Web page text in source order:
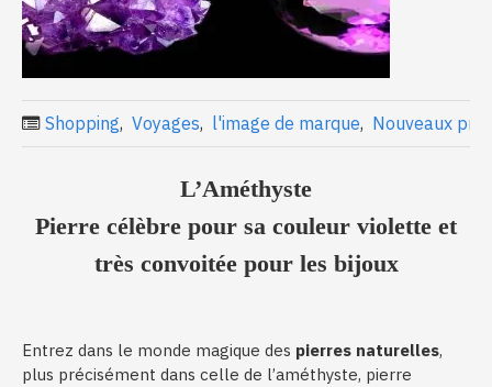
Shopping, Voyages, l'image de marque, Nouveaux
L’Améthyste
Pierre célèbre pour sa couleur violette et
très convoitée pour les bijoux
Entrez dans le monde magique des pierres naturelles,
plus précisément dans celle de l’améthyste, pierre